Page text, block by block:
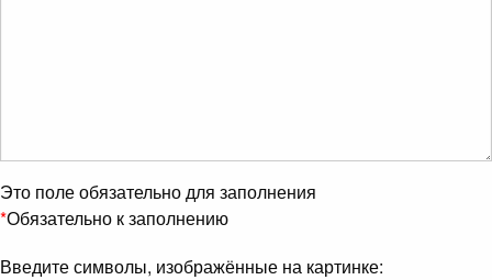
Это поле обязательно для заполнения
*Обязательно к заполнению
Введите символы, изображённые на картинке: